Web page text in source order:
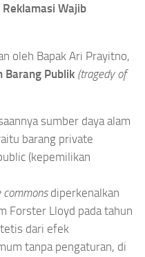
Wajib
oleh Bapak Ari Prayitno,
Barang Publik (tragedy of
sumber daya alam
barang private
(kepemilikan
commonsdiperkenalkan
Forster Lloyd pada tahun
dari efek
tanpa pengaturan, di